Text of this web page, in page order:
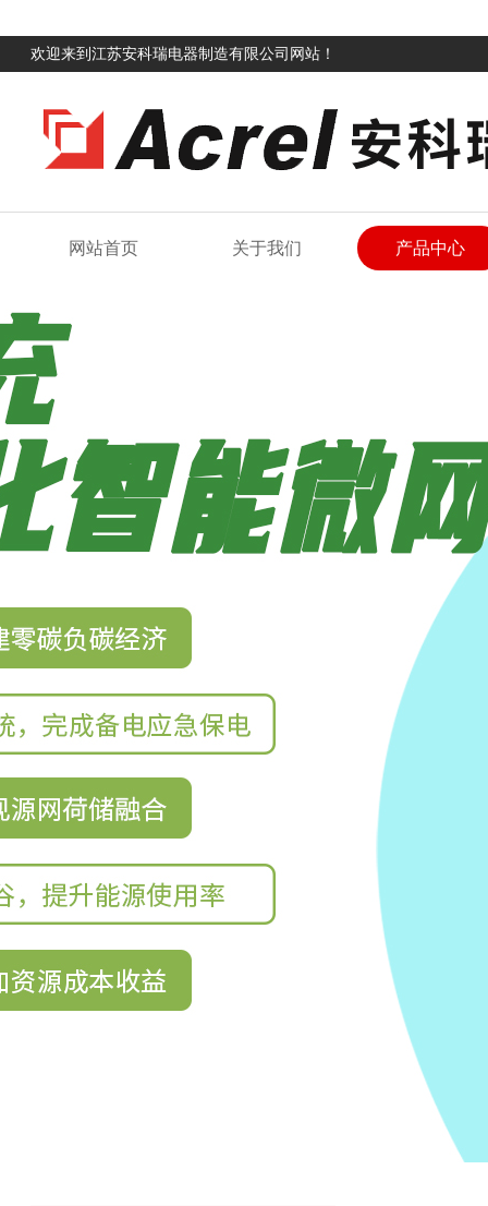
欢迎来到江苏安科瑞电器制造有限公司网站！
网站首页 关于我们 产品中心